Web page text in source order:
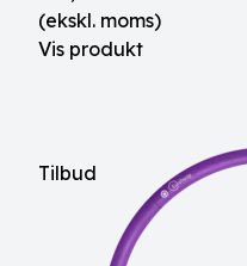
(ekskl. moms)
Vis produkt
Tilbud